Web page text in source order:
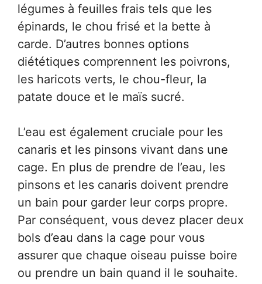
légumes à feuilles frais tels que les
épinards, le chou frisé et la bette à
carde. D’autres bonnes options
diététiques comprennent les poivrons,
les haricots verts, le chou-fleur, la
patate douce et le maïs sucré.
L’eau est également cruciale pour les
canaris et les pinsons vivant dans une
cage. En plus de prendre de l’eau, les
pinsons et les canaris doivent prendre
un bain pour garder leur corps propre.
Par conséquent, vous devez placer deux
bols d’eau dans la cage pour vous
assurer que chaque oiseau puisse boire
ou prendre un bain quand il le souhaite.